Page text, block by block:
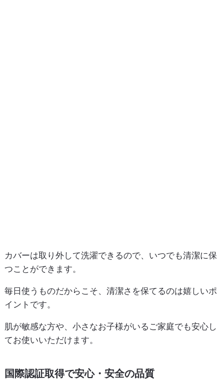
カバーは取り外して洗濯できるので、いつでも清潔に保
つことができます。
毎日使うものだからこそ、清潔さを保てるのは嬉しいポ
イントです。
肌が敏感な方や、小さなお子様がいるご家庭でも安心し
てお使いいただけます。
国際認証取得で安心・安全の品質